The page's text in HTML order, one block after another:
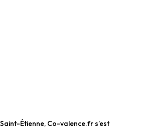
Étienne, Co-valence.fr s’est